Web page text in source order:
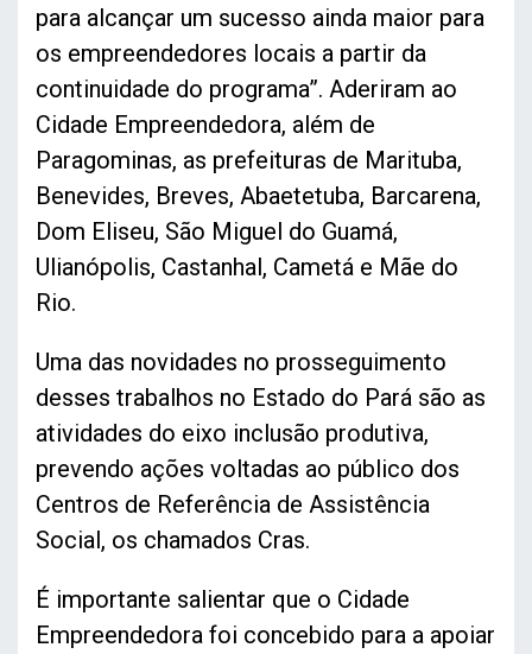
para alcançar um sucesso ainda maior para
os empreendedores locais a partir da
continuidade do programa”. Aderiram ao
Cidade Empreendedora, além de
Paragominas, as prefeituras de Marituba,
Benevides, Breves, Abaetetuba, Barcarena,
Dom Eliseu, São Miguel do Guamá,
Ulianópolis, Castanhal, Cametá e Mãe do
Rio.
Uma das novidades no prosseguimento
desses trabalhos no Estado do Pará são as
atividades do eixo inclusão produtiva,
prevendo ações voltadas ao público dos
Centros de Referência de Assistência
Social, os chamados Cras.
É importante salientar que o Cidade
Empreendedora foi concebido para a apoiar